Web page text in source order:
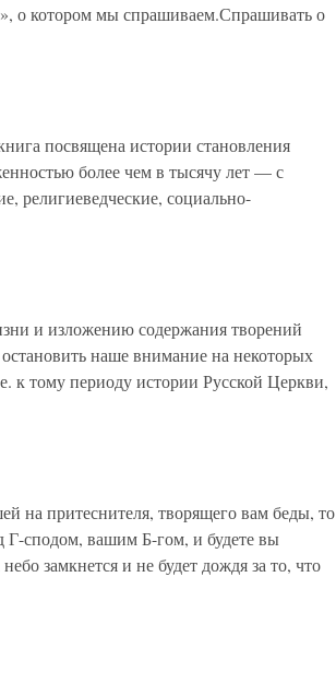
о котором мы спрашиваем.Спрашивать о
посвящена истории становления
более чем в тысячу лет — с
религиеведческие, социально-
и изложению содержания творений
наше внимание на некоторых
к тому периоду истории Русской Церкви,
на притеснителя, творящего вам беды, то
Г-сподом, вашим Б-гом, и будете вы
замкнется и не будет дождя за то, что